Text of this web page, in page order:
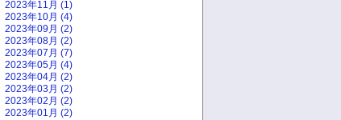
2023年11月 (1)
2023年10月 (4)
2023年09月 (2)
2023年08月 (2)
2023年07月 (7)
2023年05月 (4)
2023年04月 (2)
2023年03月 (2)
2023年02月 (2)
2023年01月 (2)